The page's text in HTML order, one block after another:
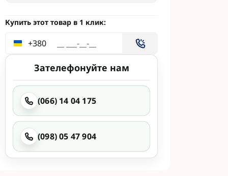
Под
Раундап
Купить этот товар в 1 клик:
+380
Зателефонуйте нам
(066) 14 04 175
(098) 05 47 904